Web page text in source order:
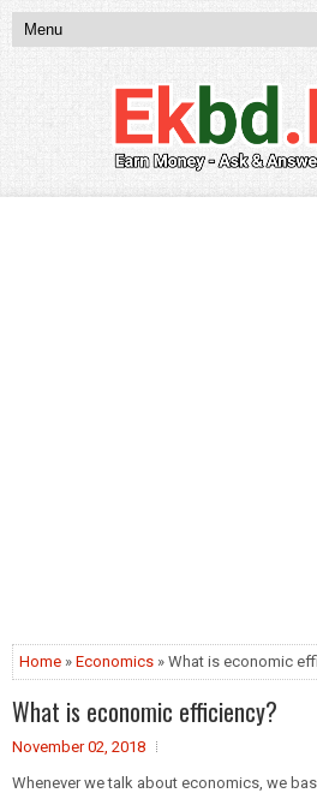
Home » Economics » What is economic
What is economic efficiency?
November 02, 2018
Whenever we talk about economics, we